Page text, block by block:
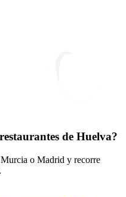
de Huelva?
o Madrid y recorre